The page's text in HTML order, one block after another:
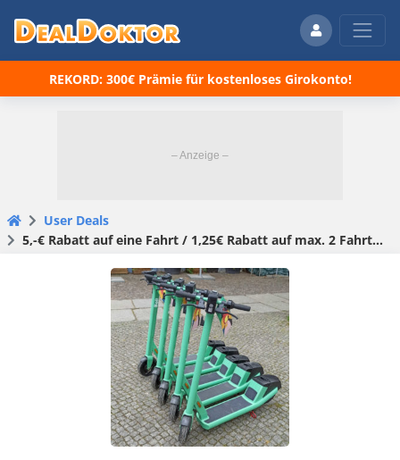
REKORD: 300€ Prämie für kostenloses Girokonto!
User Deals
5,-€ Rabatt auf eine Fahrt / 1,25€ Rabatt auf max. 2 Fahrten – mit BOLT Leih eScooter in Berlin, Potsdam, Hamburg, Frankfurt, Nürnberg, Fürth, München, Köln und Stuttgart